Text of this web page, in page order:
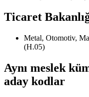
Ticaret
Metal, Otomotiv,
(H.05)
Aynı meslek
aday kodlar